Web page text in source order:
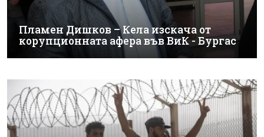
Пламен Дишков – Кела изскача от
корупционната афера във ВиК - Бургас